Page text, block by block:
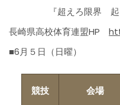
『超えろ限界
長崎県高校体育連盟HP
■6月５日（日曜）
競技 会場